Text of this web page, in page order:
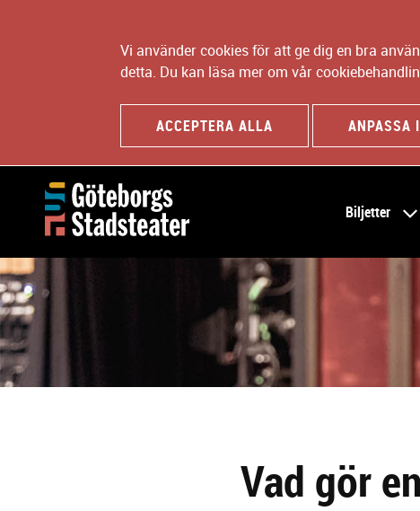
Vi använder cookies för att ge dig en bra
detta. Du kan läsa mer om vår
ACCEPTERA ALLA ANPASSA
H
v
i
i
n
Biljetter
Vad gör